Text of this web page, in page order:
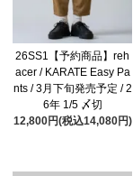
26SS1【予約商品】reh
acer / KARATE Easy Pa
nts / 3月下旬発売予定 / 2
6年 1/5 〆切
12,800円(税込14,080円)